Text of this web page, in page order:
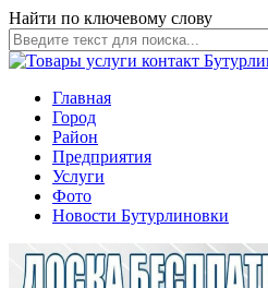
Найти по ключевому слову
Главная
Город
Район
Предприятия
Услуги
Фото
Новости Бутурлиновки